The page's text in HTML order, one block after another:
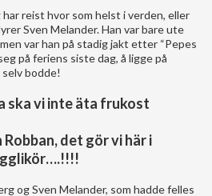
reist hvor som helst i verden, eller
Sven Melander. Han var bare ute
var han på stadig jakt etter “Pepes
på feriens siste dag, å ligge på
selv bodde!
ska vi inte äta frukost
det gör vi här i
og Sven Melander, som hadde felles